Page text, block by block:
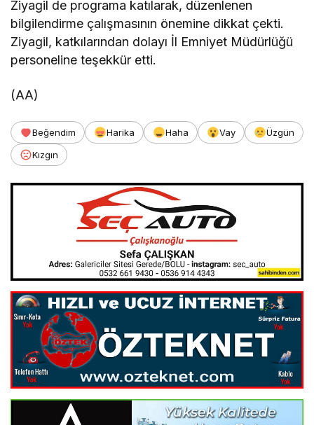
Ziyagil de programa katılarak, düzenlenen
bilgilendirme çalışmasının önemine dikkat çekti.
Ziyagil, katkılarından dolayı İl Emniyet Müdürlüğü
personeline teşekkür etti.
(AA)
Beğendim Harika Haha Vay
Üzgün
Kızgın